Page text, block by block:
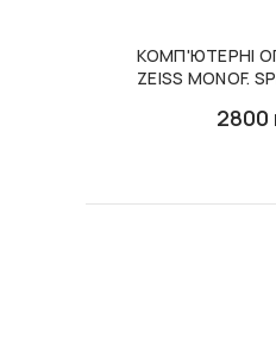
КОМП'ЮТЕРНІ
ZEISS MONOF.
2800